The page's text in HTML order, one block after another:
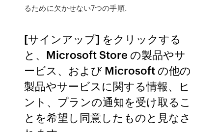
るために欠かせない7つの手順.
[サインアップ] をクリックする
と、Microsoft Store の製品やサ
ービス、および Microsoft の他の
製品やサービスに関する情報、ヒ
ント、プランの通知を受け取るこ
とを希望し同意したものと見なさ